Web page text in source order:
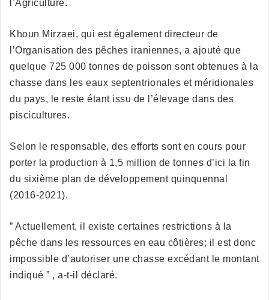
l’Agriculture.
Khoun Mirzaei, qui est également directeur de
l’Organisation des pêches iraniennes, a ajouté que
quelque 725 000 tonnes de poisson sont obtenues à la
chasse dans les eaux septentrionales et méridionales
du pays, le reste étant issu de l’élevage dans des
piscicultures.
Selon le responsable, des efforts sont en cours pour
porter la production à 1,5 million de tonnes d’ici la fin
du sixième plan de développement quinquennal
(2016-2021).
” Actuellement, il existe certaines restrictions à la
pêche dans les ressources en eau côtières; il est donc
impossible d’autoriser une chasse excédant le montant
indiqué ” , a-t-il déclaré.